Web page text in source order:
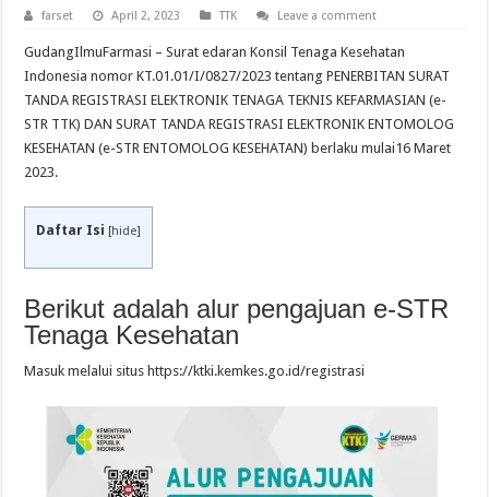
farset April 2, 2023 TTK Leave a comment
GudangIlmuFarmasi – Surat edaran Konsil Tenaga Kesehatan
Indonesia nomor KT.01.01/I/0827/2023 tentang PENERBITAN SURAT
TANDA REGISTRASI ELEKTRONIK TENAGA TEKNIS KEFARMASIAN (e-
STR TTK) DAN SURAT TANDA REGISTRASI ELEKTRONIK ENTOMOLOG
KESEHATAN (e-STR ENTOMOLOG KESEHATAN) berlaku mulai16 Maret
2023.
Daftar Isi [hide]
Berikut adalah alur pengajuan e-STR
Tenaga Kesehatan
Masuk melalui situs https://ktki.kemkes.go.id/registrasi